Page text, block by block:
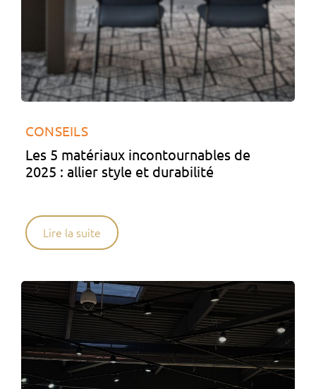
CONSEILS
Les 5 matériaux incontournables de
2025 : allier style et durabilité
Lire la suite